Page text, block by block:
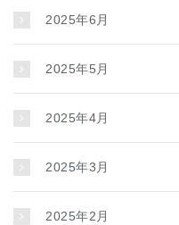
2025年6月
2025年5月
2025年4月
2025年3月
2025年2月